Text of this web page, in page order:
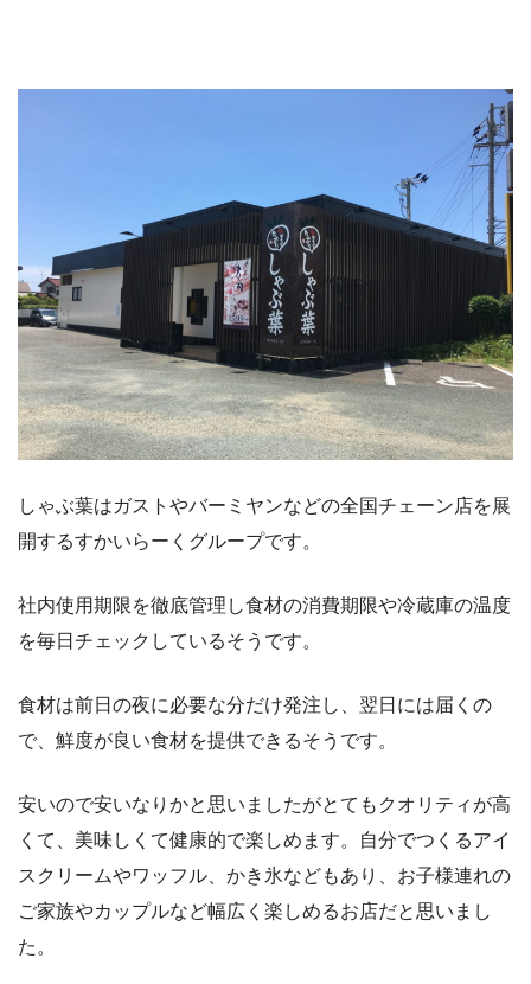
しゃぶ葉はガストやバーミヤンなどの全国チェーン店を展
開するすかいらーくグループです。
社内使用期限を徹底管理し食材の消費期限や冷蔵庫の温度
を毎日チェックしているそうです。
食材は前日の夜に必要な分だけ発注し、翌日には届くの
で、鮮度が良い食材を提供できるそうです。
安いので安いなりかと思いましたがとてもクオリティが高
くて、美味しくて健康的で楽しめます。自分でつくるアイ
スクリームやワッフル、かき氷などもあり、お子様連れの
ご家族やカップルなど幅広く楽しめるお店だと思いまし
た。